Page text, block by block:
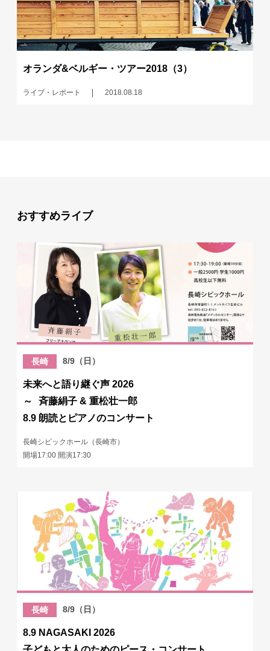
オランダ&ベルギー・ツアー2018（3）
ライブ・レポート 2018.08.18
おすすめライブ
長崎 8/9（日）
未来へと語り継ぐ声 2026
～ 斉藤絹子 & 重松壮一郎
8.9 朗読とピアノのコンサート
長崎シビックホール（長崎市）
開場17:00 開演17:30
長崎 8/9（日）
8.9 NAGASAKI 2026